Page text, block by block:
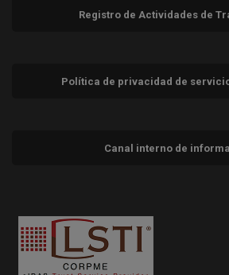
Registro de Actividades de
Política de privacidad de
Canal interno de